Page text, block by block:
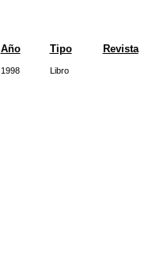
Año Tipo Revista
1998 Libro